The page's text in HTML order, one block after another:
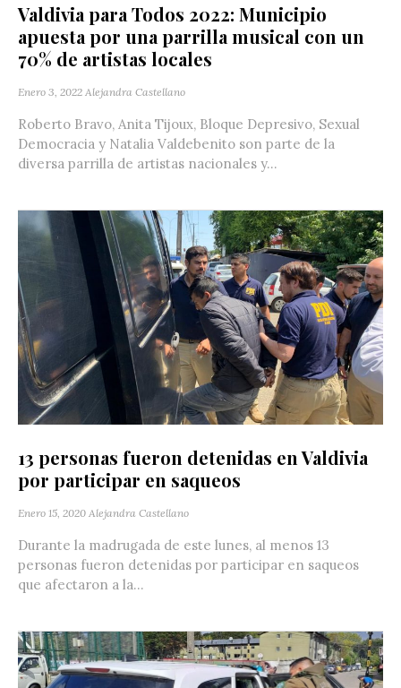
Valdivia para Todos 2022: Municipio
apuesta por una parrilla musical con un
70% de artistas locales
Enero 3, 2022 Alejandra Castellano
Roberto Bravo, Anita Tijoux, Bloque Depresivo, Sexual
Democracia y Natalia Valdebenito son parte de la
diversa parrilla de artistas nacionales y...
13 personas fueron detenidas en Valdivia
por participar en saqueos
Enero 15, 2020 Alejandra Castellano
Durante la madrugada de este lunes, al menos 13
personas fueron detenidas por participar en saqueos
que afectaron a la...